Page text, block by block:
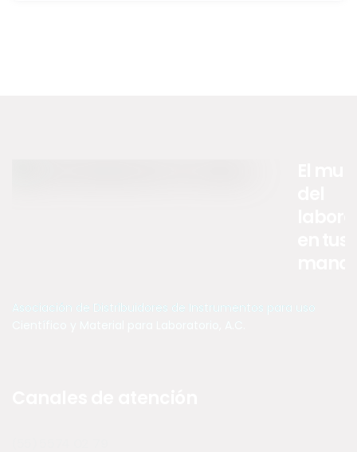
Asociación de Distribuidores de Instrumentos para uso